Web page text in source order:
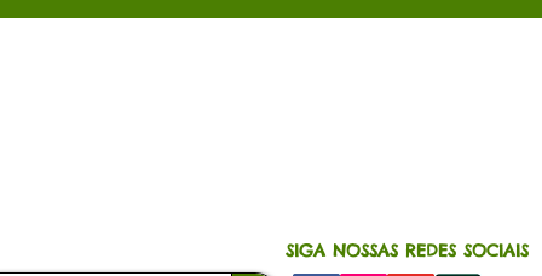
SIGA NOSSAS REDES SOCIAIS